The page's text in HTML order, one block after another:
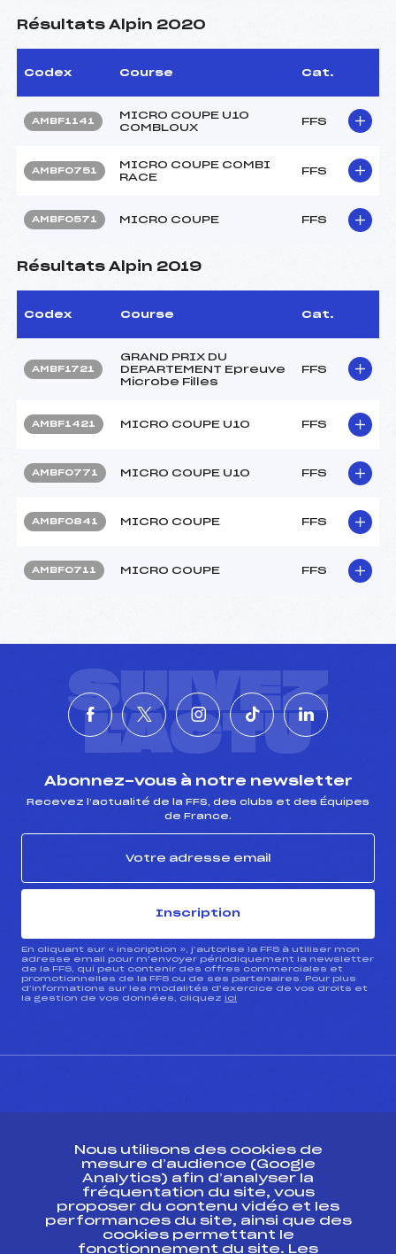
Résultats Alpin 2020
Codex Course Cat.
AMBF1141
MICRO COUPE U10
COMBLOUX
FFS
AMBF0751
MICRO COUPE COMBI
RACE
FFS
AMBF0571 MICRO COUPE FFS
Résultats Alpin 2019
Codex Course Cat.
AMBF1721
GRAND PRIX DU
DEPARTEMENT Epreuve
Microbe Filles
FFS
AMBF1421 MICRO COUPE U10 FFS
AMBF0771 MICRO COUPE U10 FFS
AMBF0841 MICRO COUPE FFS
AMBF0711 MICRO COUPE FFS
SUIVEZ
L'ACTU
Abonnez-vous à notre newsletter
Recevez l’actualité de la FFS, des clubs et des Équipes
de France.
Inscription
En cliquant sur « inscription », j’autorise la FFS à utiliser mon
adresse email pour m’envoyer périodiquement la newsletter
de la FFS, qui peut contenir des offres commerciales et
promotionnelles de la FFS ou de ses partenaires. Pour plus
d’informations sur les modalités d’exercice de vos droits et
la gestion de vos données, cliquez ici
ESPACE PRESSE
Ressources
Pass’Neige
Projet sportif fédéral
Nous utilisons des cookies de
mesure d’audience (Google
Analytics) afin d’analyser la
fréquentation du site, vous
proposer du contenu vidéo et les
performances du site, ainsi que des
cookies permettant le
fonctionnement du site. Les